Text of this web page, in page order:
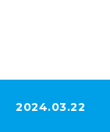
2024.03.22